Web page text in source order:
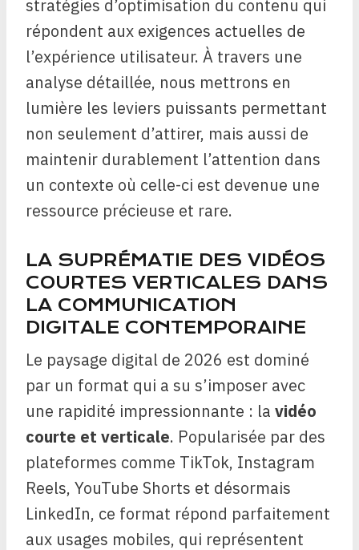
stratégies d’optimisation du contenu qui
répondent aux exigences actuelles de
l’expérience utilisateur. À travers une
analyse détaillée, nous mettrons en
lumière les leviers puissants permettant
non seulement d’attirer, mais aussi de
maintenir durablement l’attention dans
un contexte où celle-ci est devenue une
ressource précieuse et rare.
LA SUPRÉMATIE DES VIDÉOS
COURTES VERTICALES DANS
LA COMMUNICATION
DIGITALE CONTEMPORAINE
Le paysage digital de 2026 est dominé
par un format qui a su s’imposer avec
une rapidité impressionnante : la vidéo
courte et verticale. Popularisée par des
plateformes comme TikTok, Instagram
Reels, YouTube Shorts et désormais
LinkedIn, ce format répond parfaitement
aux usages mobiles, qui représentent